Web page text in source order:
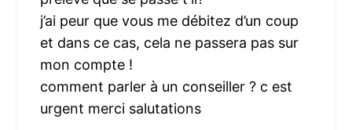
j’ai peur que vous me débitez d’un coup
et dans ce cas, cela ne passera pas sur
mon compte !
comment parler à un conseiller ? c est
urgent merci salutations